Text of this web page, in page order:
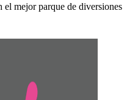
el mejorparque de diversiones